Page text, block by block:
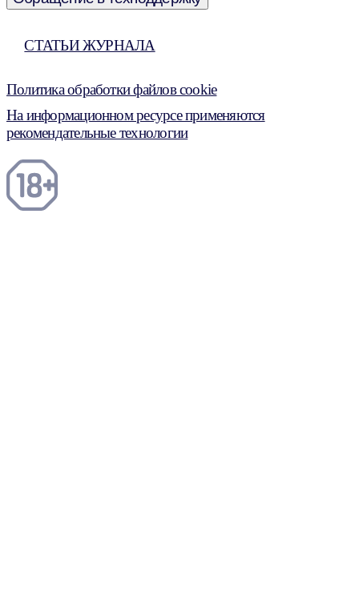
СТАТЬИ ЖУРНАЛА
Политика обработки файлов cookie
На информационном ресурсе применяются
рекомендательные технологии